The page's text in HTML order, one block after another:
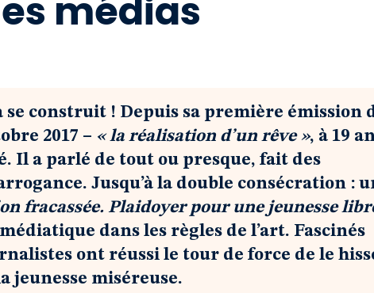
médias
construit ! Depuis sa première émission
2017 – « la réalisation d’un rêve », à 19
Il a parlé de tout ou presque, fait des
Jusqu’à la double consécration :
fracassée. Plaidoyer pour une jeunesse
dans les règles de l’art. Fascinés
ont réussi le tour de force de le
jeunesse miséreuse.